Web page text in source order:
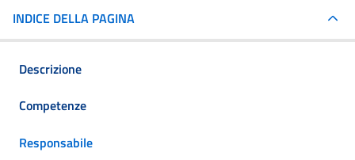
INDICE DELLA PAGINA
Descrizione
Competenze
Responsabile